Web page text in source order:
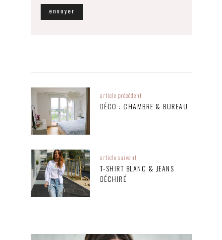
article précédent
DÉCO : CHAMBRE & BUREAU
article suivant
T-SHIRT BLANC & JEANS
DÉCHIRÉ